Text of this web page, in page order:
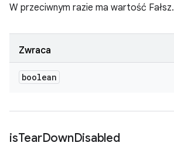
W przeciwnym razie ma wartość Fałsz.
Zwraca
boolean
isTearDownDisabled